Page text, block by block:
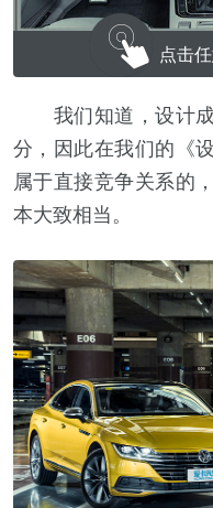
点击
我们知道，设计成
分，因此在我们的《
属于直接竞争关系的
本大致相当。